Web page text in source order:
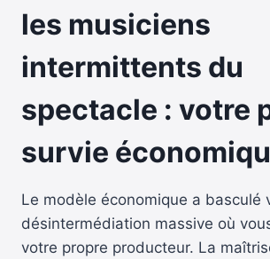
les musiciens
intermittents du
spectacle : votre
survie
Le modèle économique a basculé
désintermédiation massive où
votre propre producteur. La